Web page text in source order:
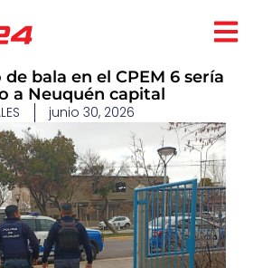
bala en el CPEM 6 sería
a Neuquén capital
junio 30, 2026